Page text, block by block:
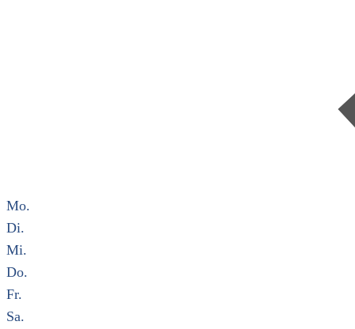
Mo.
Di.
Mi.
Do.
Fr.
Sa.